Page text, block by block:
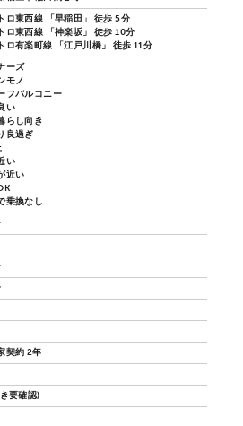
ロ東西線 「早稲田」 徒歩 5分
ロ東西線 「神楽坂」 徒歩 10分
ロ有楽町線 「江戸川橋」 徒歩 11分
ーズ
モノ
フバルコニー
い
らし向き
良過ぎ
い
近い
乗換なし
契約 2年
要確認)